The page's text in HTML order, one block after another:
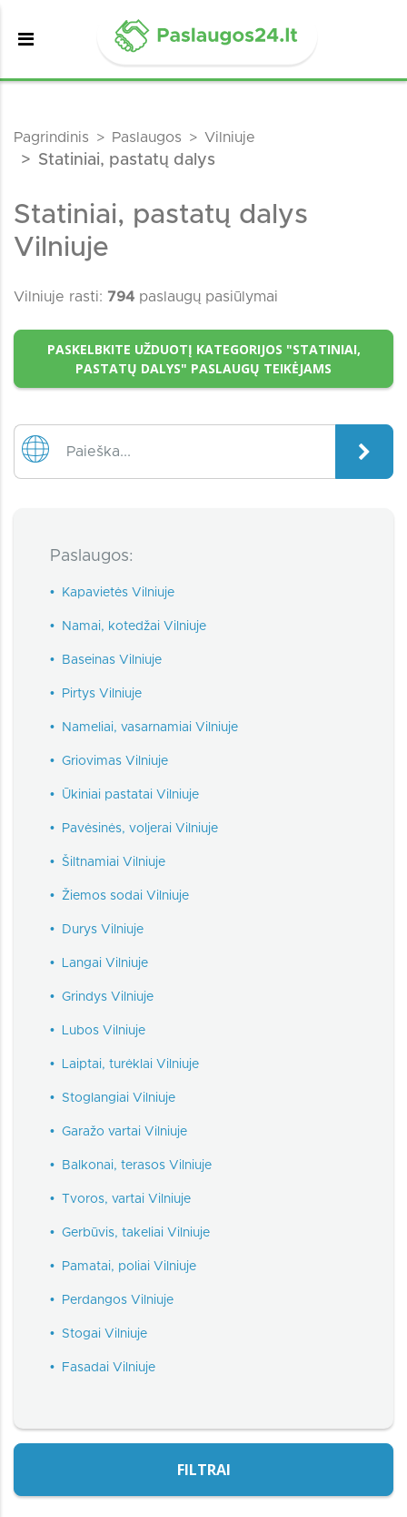
Pagrindinis Paslaugos Vilniuje
Statiniai, pastatų dalys
Statiniai, pastatų dalys
Vilniuje
Vilniuje rasti: 794 paslaugų pasiūlymai
PASKELBKITE UŽDUOTĮ KATEGORIJOS "STATINIAI,
PASTATŲ DALYS" PASLAUGŲ TEIKĖJAMS
Paslaugos:
• Kapavietės Vilniuje
• Namai, kotedžai Vilniuje
• Baseinas Vilniuje
• Pirtys Vilniuje
• Nameliai, vasarnamiai Vilniuje
• Griovimas Vilniuje
• Ūkiniai pastatai Vilniuje
• Pavėsinės, voljerai Vilniuje
• Šiltnamiai Vilniuje
• Žiemos sodai Vilniuje
• Durys Vilniuje
• Langai Vilniuje
• Grindys Vilniuje
• Lubos Vilniuje
• Laiptai, turėklai Vilniuje
• Stoglangiai Vilniuje
• Garažo vartai Vilniuje
• Balkonai, terasos Vilniuje
• Tvoros, vartai Vilniuje
• Gerbūvis, takeliai Vilniuje
• Pamatai, poliai Vilniuje
• Perdangos Vilniuje
• Stogai Vilniuje
• Fasadai Vilniuje
FILTRAI